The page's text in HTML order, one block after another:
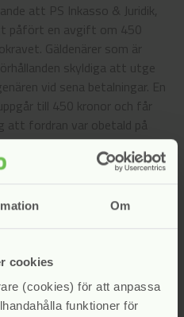
Om
cookies
(cookies) för att anpassa
funktioner för
att PS Inkasso & Juridik,
påfört en avgift om 450
Gäldenärer som är
skyldiga att utge
vid sena betalningar. En
till 450 kronor och får
att fordran var obetald på
vidtar någon särskild åtgärd
debiteras och det är tillåtet
även om
kravet på
avsnitt 7.4). Inget annat har
Inkasso & Juridik agerat i